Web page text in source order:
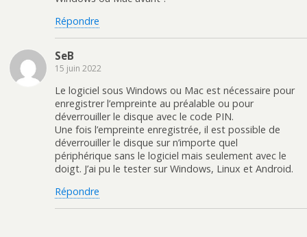
Répondre
SeB
15 juin 2022
Le logiciel sous Windows ou Mac est nécessaire pour
enregistrer l’empreinte au préalable ou pour
déverrouiller le disque avec le code PIN.
Une fois l’empreinte enregistrée, il est possible de
déverrouiller le disque sur n’importe quel
périphérique sans le logiciel mais seulement avec le
doigt. J’ai pu le tester sur Windows, Linux et Android.
Répondre